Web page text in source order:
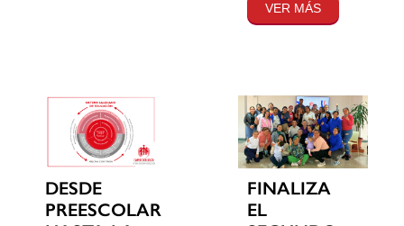
VER MÁS
DESDE
PREESCOLAR
FINALIZA
EL